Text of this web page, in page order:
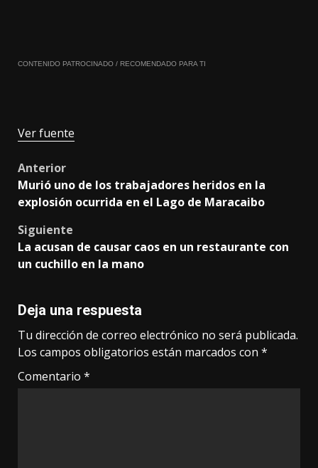
CONTENIDO PATROCINADO / RECOMENDADO PARA TI
Ver fuente
Post
navigation
Anterior
Murió uno de los trabajadores heridos en la
explosión ocurrida en el Lago de Maracaibo
Siguiente
La acusan de causar caos en un restaurante con
un cuchillo en la mano
Deja una respuesta
Tu dirección de correo electrónico no será publicada.
Los campos obligatorios están marcados con *
Comentario *